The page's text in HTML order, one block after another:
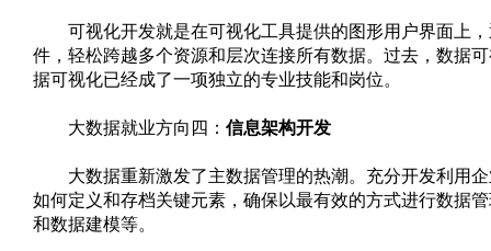
可视化开发就是在可视化工具提供的图形用户界面上，
件，轻松跨越多个资源和层次连接所有数据。过去，数据
据可视化已经成了一项独立的专业技能和岗位。
大数据就业方向四： 信息架构开发
大数据重新激发了主数据管理的热潮。充分开发利用企
如何定义和存档关键元素，确保以最有效的方式进行数据
和数据建模等。